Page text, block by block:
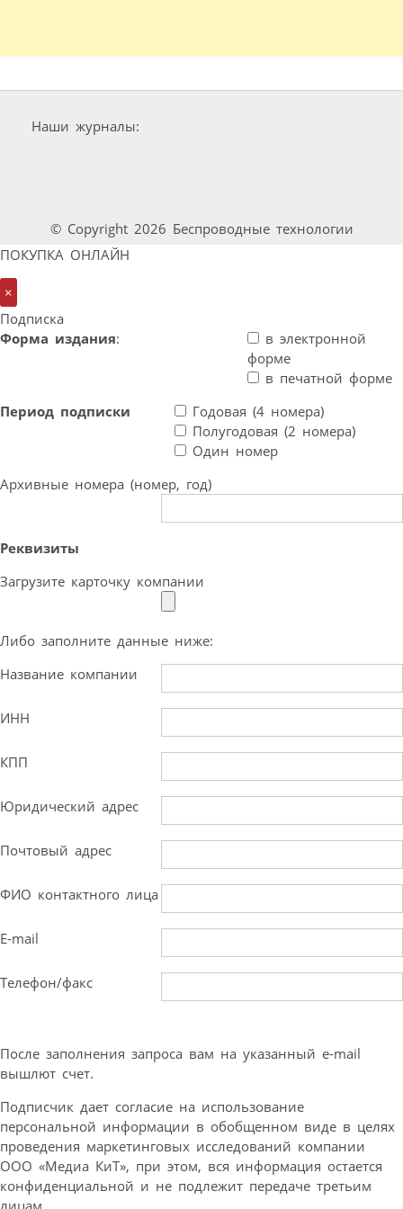
Наши журналы:
© Copyright 2026 Беспроводные технологии
ПОКУПКА ОНЛАЙН
×
Подписка
Форма издания:
в электронной
форме
в печатной форме
Период подписки
Годовая (4 номера)
Полугодовая (2 номера)
Один номер
Архивные номера (номер, год)
Реквизиты
Загрузите карточку компании
Либо заполните данные ниже:
Название компании
ИНН
КПП
Юридический адрес
Почтовый адрес
ФИО контактного лица
E-mail
Телефон/факс
После заполнения запроса вам на указанный e-mail
вышлют счет.
Подписчик дает согласие на использование
персональной информации в обобщенном виде в целях
проведения маркетинговых исследований компании
ООО «Медиа КиТ», при этом, вся информация остается
конфиденциальной и не подлежит передаче третьим